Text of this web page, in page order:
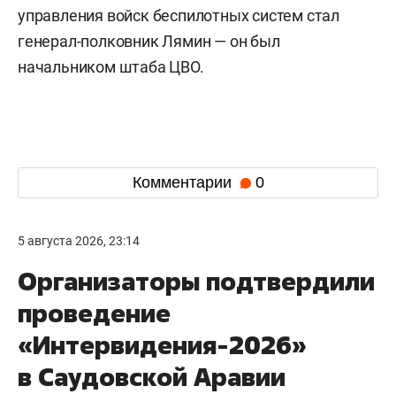
управления войск беспилотных систем стал
генерал-полковник Лямин — он был
начальником штаба ЦВО.
Комментарии 0
5 августа 2026, 23:14
Организаторы подтвердили
проведение
«Интервидения-2026»
в Саудовской Аравии